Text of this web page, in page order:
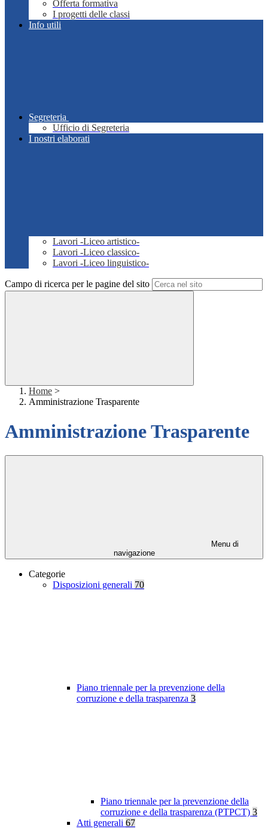
Offerta formativa
I progetti delle classi
Info utili
Segreteria
Ufficio di Segreteria
I nostri elaborati
Lavori -Liceo artistico-
Lavori -Liceo classico-
Lavori -Liceo linguistico-
Campo di ricerca per le pagine del sito
Home >
Amministrazione Trasparente
Amministrazione Trasparente
Menu di
navigazione
Categorie
Disposizioni generali 70
Piano triennale per la prevenzione della
corruzione e della trasparenza 3
Piano triennale per la prevenzione della
corruzione e della trasparenza (PTPCT) 3
Atti generali 67